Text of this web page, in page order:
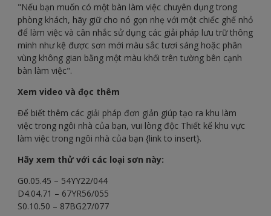
"Nếu bạn muốn có một bàn làm việc chuyên dụng trong
phòng khách, hãy giữ cho nó gọn nhẹ với một chiếc ghế nhỏ
để làm việc và cân nhắc sử dụng các giải pháp lưu trữ thông
minh như kệ được sơn mới màu sắc tươi sáng hoặc phân
vùng không gian bằng một màu khối trên tường bên cạnh
bàn làm việc".
Xem video và đọc thêm
Để biết thêm các giải pháp đơn giản giúp tạo ra khu làm
việc trong ngôi nhà của bạn, vui lòng độc Thiết kế khu vực
làm việc trong ngôi nhà của bạn {link to insert}.
Hãy xem thử với các loại sơn này:
G0.05.45 – 54YY22/044
D4.04.71 – 67YR56/055
S0.10.50 – 87BG27/077